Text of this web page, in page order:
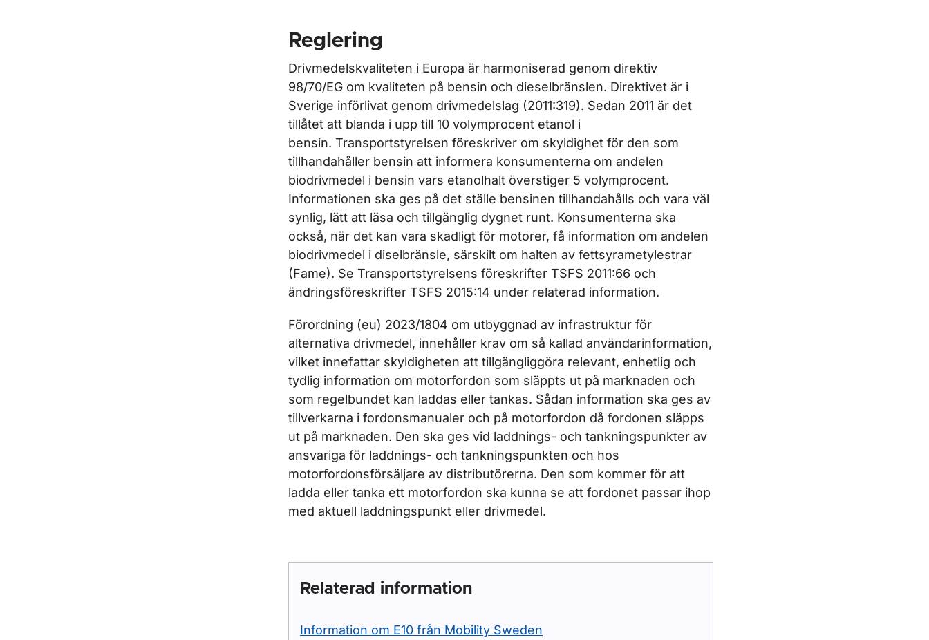
Reglering
Drivmedelskvaliteten i Europa är harmoniserad genom direktiv
98/70/EG om kvaliteten på bensin och dieselbränslen. Direktivet är i
Sverige införlivat genom drivmedelslag (2011:319). Sedan 2011 är det
tillåtet att blanda i upp till 10 volymprocent etanol i
bensin. Transportstyrelsen föreskriver om skyldighet för den som
tillhandahåller bensin att informera konsumenterna om andelen
biodrivmedel i bensin vars etanolhalt överstiger 5 volymprocent.
Informationen ska ges på det ställe bensinen tillhandahålls och vara väl
synlig, lätt att läsa och tillgänglig dygnet runt. Konsumenterna ska
också, när det kan vara skadligt för motorer, få information om andelen
biodrivmedel i diselbränsle, särskilt om halten av fettsyrametylestrar
(Fame). Se Transportstyrelsens föreskrifter TSFS 2011:66 och
ändringsföreskrifter TSFS 2015:14 under relaterad information.
Förordning (eu) 2023/1804 om utbyggnad av infrastruktur för
alternativa drivmedel, innehåller krav om så kallad användarinformation,
vilket innefattar skyldigheten att tillgängliggöra relevant, enhetlig och
tydlig information om motorfordon som släppts ut på marknaden och
som regelbundet kan laddas eller tankas. Sådan information ska ges av
tillverkarna i fordonsmanualer och på motorfordon då fordonen släpps
ut på marknaden. Den ska ges vid laddnings- och tankningspunkter av
ansvariga för laddnings- och tankningspunkten och hos
motorfordonsförsäljare av distributörerna. Den som kommer för att
ladda eller tanka ett motorfordon ska kunna se att fordonet passar ihop
med aktuell laddningspunkt eller drivmedel.
Relaterad information
Information om E10 från Mobility Sweden